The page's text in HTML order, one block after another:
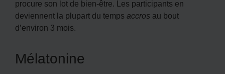
procure son lot de bien-être. Les participants en
deviennent la plupart du temps accros au bout
d’environ 3 mois.
Mélatonine